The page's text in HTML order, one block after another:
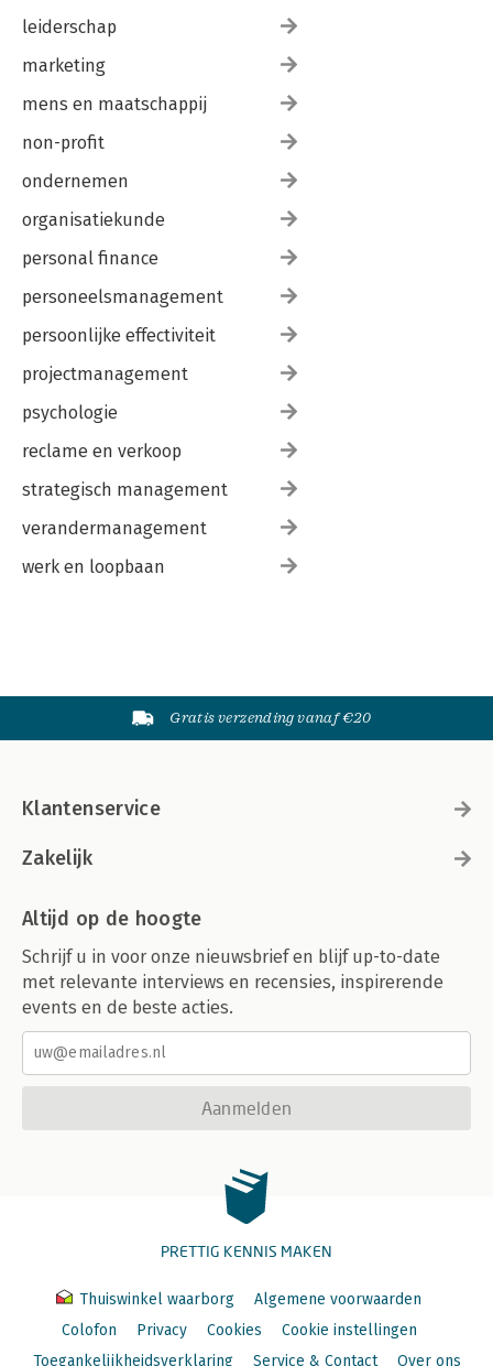
leiderschap
marketing
mens en maatschappij
non-profit
ondernemen
organisatiekunde
personal finance
personeelsmanagement
persoonlijke effectiviteit
projectmanagement
psychologie
reclame en verkoop
strategisch management
verandermanagement
werk en loopbaan
Gratis verzending vanaf €20
Klantenservice
Zakelijk
Altijd op de hoogte
Schrijf u in voor onze nieuwsbrief en blijf up-to-date
met relevante interviews en recensies, inspirerende
events en de beste acties.
Aanmelden
PRETTIG KENNIS MAKEN
Thuiswinkel waarborg
Algemene voorwaarden
Colofon
Privacy Cookies
Cookie instellingen
Toegankelijkheidsverklaring
Service & Contact Over ons